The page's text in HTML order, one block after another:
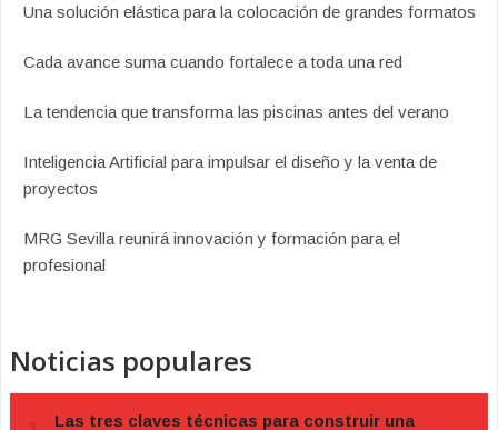
Una solución elástica para la colocación de grandes formatos
Cada avance suma cuando fortalece a toda una red
La tendencia que transforma las piscinas antes del verano
Inteligencia Artificial para impulsar el diseño y la venta de
proyectos
MRG Sevilla reunirá innovación y formación para el
profesional
Noticias populares